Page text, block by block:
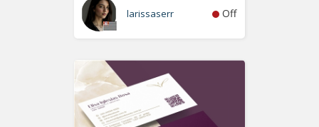
larissaserr Off